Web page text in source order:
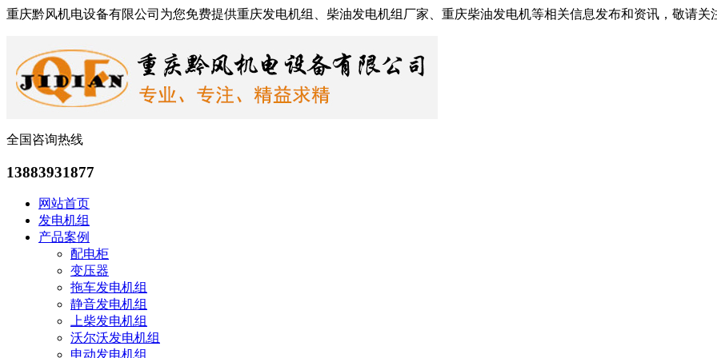
重庆黔风机电设备有限公司为您免费提供重庆发电机组、柴油发电机组厂家、重庆柴油发电机等相关信息发布和资讯，敬请关
全国咨询热线
13883931877
网站首页
发电机组
产品案例
配电柜
变压器
拖车发电机组
静音发电机组
上柴发电机组
沃尔沃发电机组
申动发电机组